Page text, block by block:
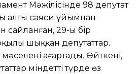
Мəжілісінде 98 депутат
ы алты саяси ұйымнан
сайланған, 29-ы бір
шыққан депутаттар.
аңғартады. Өйткені,
міндетті түрде өз